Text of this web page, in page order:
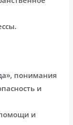
понимания
и
и